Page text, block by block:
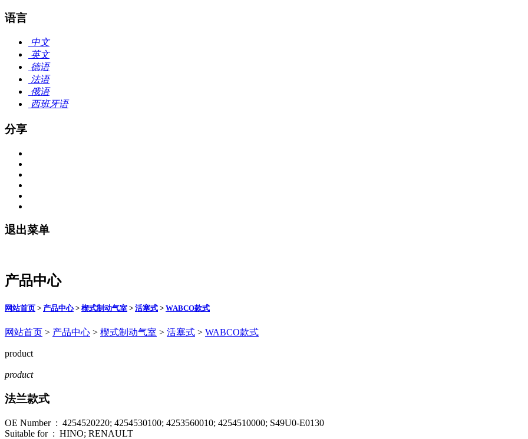
语言
中文
英文
德语
法语
俄语
西班牙语
分享
退出菜单
产品中心
网站首页 > 产品中心> 楔式制动气室 > 活塞式 > WABCO款式
网站首页 > 产品中心 > 楔式制动气室 > 活塞式 > WABCO款式
product
product
法兰款式
OE Number : 4254520220; 4254530100; 4253560010; 4254510000; S49U0-E0130
Suitable for : HINO; RENAULT